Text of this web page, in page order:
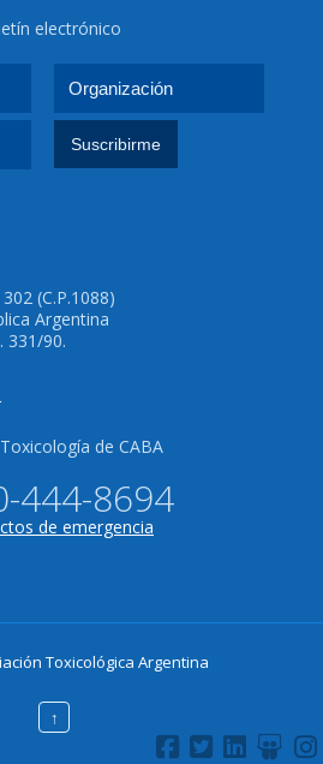
electrónico
(C.P.1088)
Argentina
331/90.
de CABA
444-8694
de emergencia
Toxicológica Argentina
↑